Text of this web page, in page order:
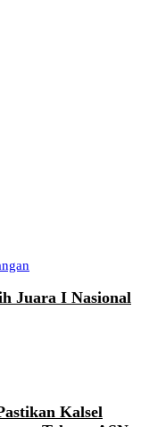
Juara I Nasional
Kalsel